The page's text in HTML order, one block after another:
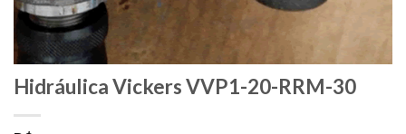
Hidráulica Vickers VVP1-20-RRM-30